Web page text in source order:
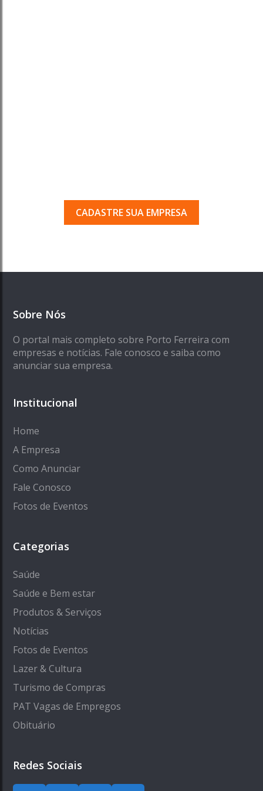
CADASTRE SUA EMPRESA
Sobre Nós
O portal mais completo sobre Porto Ferreira com
empresas e notícias. Fale conosco e saiba como
anunciar sua empresa.
Institucional
Home
A Empresa
Como Anunciar
Fale Conosco
Fotos de Eventos
Categorias
Saúde
Saúde e Bem estar
Produtos & Serviços
Notícias
Fotos de Eventos
Lazer & Cultura
Turismo de Compras
PAT Vagas de Empregos
Obituário
Redes Sociais